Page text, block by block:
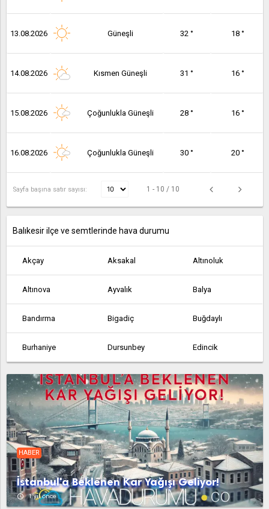
13.08.2026 Güneşli 32 ° 18 °
14.08.2026 Kısmen Güneşli 31 ° 16 °
15.08.2026 Çoğunlukla Güneşli 28 ° 16 °
16.08.2026 Çoğunlukla Güneşli 30 ° 20 °
Sayfa başına satır sayısı: 1 - 10 / 10
Balıkesir ilçe ve semtlerinde hava durumu
Akçay Aksakal Altınoluk
Altınova Ayvalık Balya
Bandırma Bigadiç Buğdaylı
Burhaniye Dursunbey Edincik
Edremit Erdek Fındıklı
Gökçedağ Gömeç Gönen
Havran İvrindi Kalkım
Kepsut Manyas Marmara
Osmaniye Sarıköy Savaştepe
HABER
İstanbul'a Beklenen Kar Yağışı Geliyor!
access_time 1 yıl önce